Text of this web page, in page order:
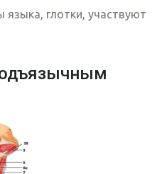
глотки, участвуют